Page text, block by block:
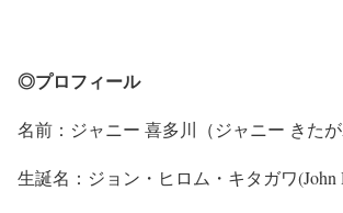
◎プロフィール
名前：ジャニー 喜多川（ジャニー きたが
生誕名：ジョン・ヒロム・キタガワ(John